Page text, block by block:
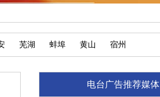
芜湖 蚌埠 黄山 宿州
电台广告推荐媒体